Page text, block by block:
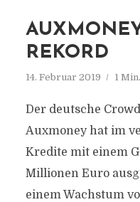
REKORD
14. Februar 2019 1
Der deutsche
Auxmoney hat im
Kredite mit einem
Millionen Euro
einem Wachstum